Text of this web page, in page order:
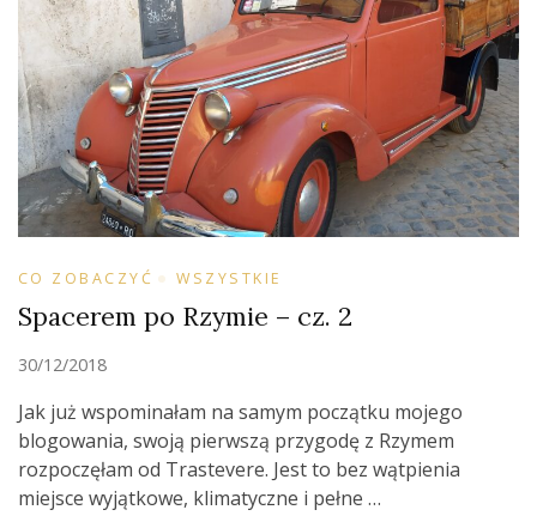
CO ZOBACZYĆ WSZYSTKIE
Spacerem po Rzymie – cz. 2
30/12/2018
Jak już wspominałam na samym początku mojego
blogowania, swoją pierwszą przygodę z Rzymem
rozpoczęłam od Trastevere. Jest to bez wątpienia
miejsce wyjątkowe, klimatyczne i pełne …